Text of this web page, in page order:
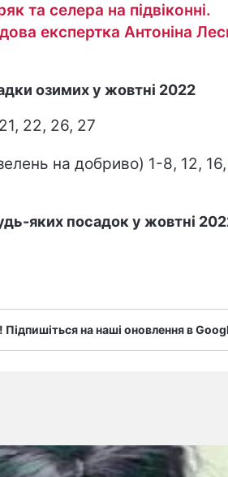
та селера на підвіконні.
експертка Антоніна
озимих у жовтні 2022
22, 26, 27
на добриво) 1-8, 12, 16,
яких посадок у жовтні
Підпишіться на наші оновлення в